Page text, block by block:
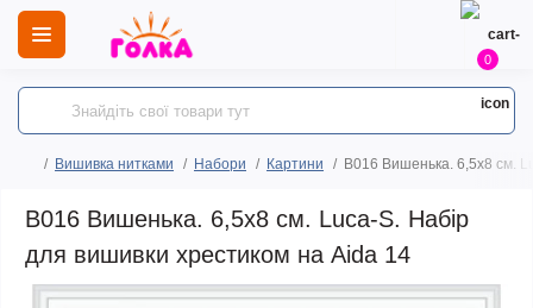
0
Вишивка нитками Набори Картини B016 Вишенька. 6,5х8 см.
B016 Вишенька. 6,5х8 см. Luca-S. Набір
для вишивки хрестиком на Aida 14